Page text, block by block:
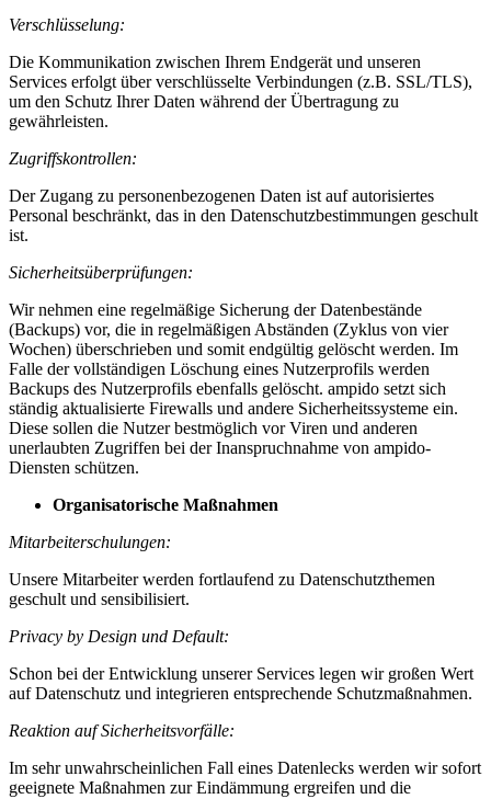
Verschlüsselung:
Die Kommunikation zwischen Ihrem Endgerät und unseren
Services erfolgt über verschlüsselte Verbindungen (z.B. SSL/TLS),
um den Schutz Ihrer Daten während der Übertragung zu
gewährleisten.
Zugriffskontrollen:
Der Zugang zu personenbezogenen Daten ist auf autorisiertes
Personal beschränkt, das in den Datenschutzbestimmungen geschult
ist.
Sicherheitsüberprüfungen:
Wir nehmen eine regelmäßige Sicherung der Datenbestände
(Backups) vor, die in regelmäßigen Abständen (Zyklus von vier
Wochen) überschrieben und somit endgültig gelöscht werden. Im
Falle der vollständigen Löschung eines Nutzerprofils werden
Backups des Nutzerprofils ebenfalls gelöscht. ampido setzt sich
ständig aktualisierte Firewalls und andere Sicherheitssysteme ein.
Diese sollen die Nutzer bestmöglich vor Viren und anderen
unerlaubten Zugriffen bei der Inanspruchnahme von ampido-
Diensten schützen.
Organisatorische Maßnahmen
Mitarbeiterschulungen:
Unsere Mitarbeiter werden fortlaufend zu Datenschutzthemen
geschult und sensibilisiert.
Privacy by Design und Default:
Schon bei der Entwicklung unserer Services legen wir großen Wert
auf Datenschutz und integrieren entsprechende Schutzmaßnahmen.
Reaktion auf Sicherheitsvorfälle:
Im sehr unwahrscheinlichen Fall eines Datenlecks werden wir sofort
geeignete Maßnahmen zur Eindämmung ergreifen und die